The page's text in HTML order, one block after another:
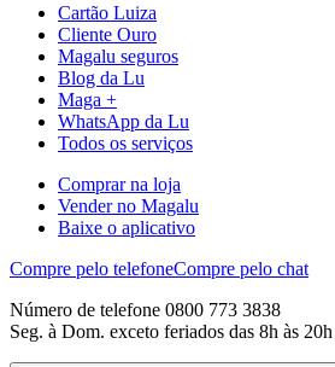
Cartão Luiza
Cliente Ouro
Magalu seguros
Blog da Lu
Maga +
WhatsApp da Lu
Todos os serviços
Comprar na loja
Vender no Magalu
Baixe o aplicativo
Compre pelo telefoneCompre pelo chat
Número de telefone 0800 773 3838
Seg. à Dom. exceto feriados das 8h às 20h